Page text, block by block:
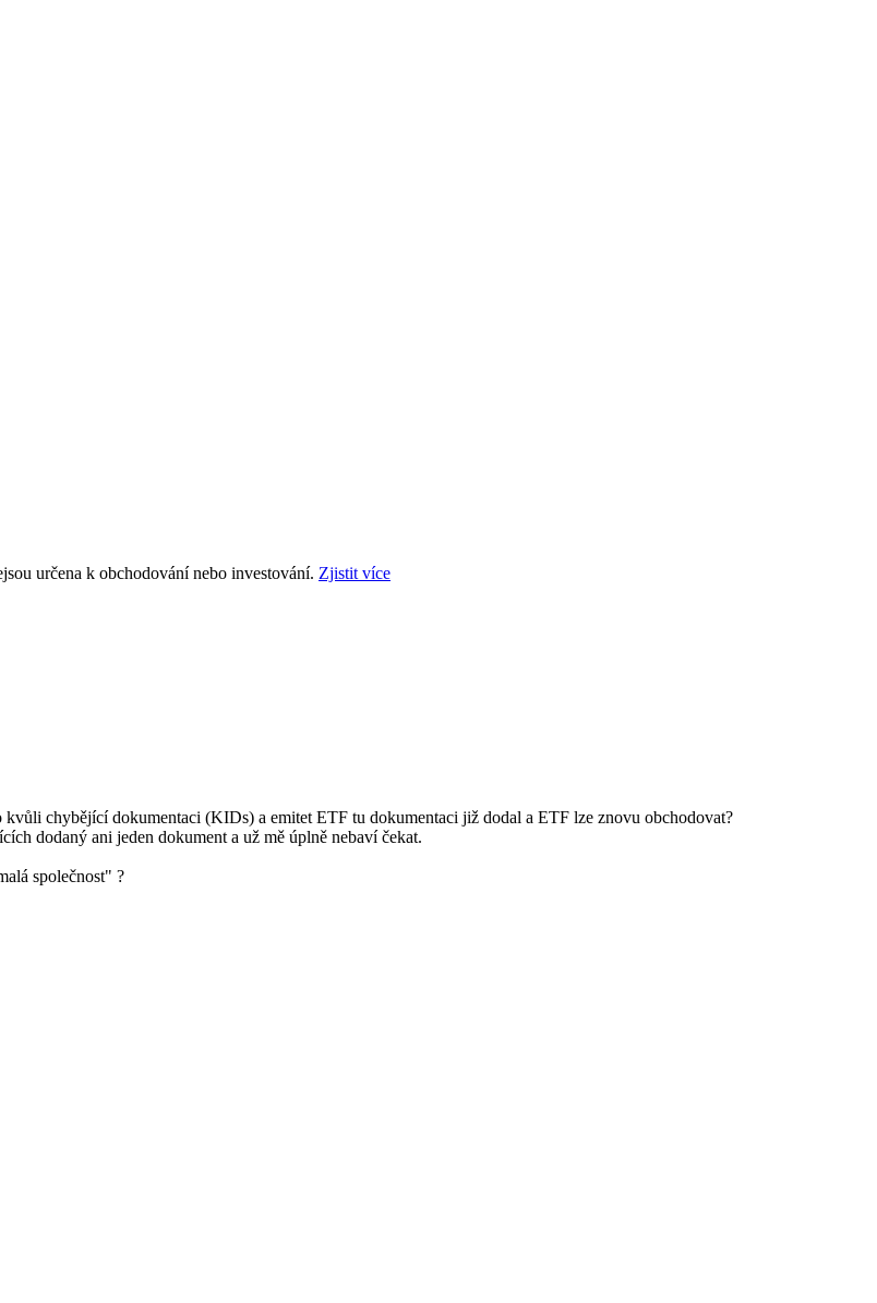
určena k obchodování nebo investování. Zjistit více
chybějící dokumentaci (KIDs) a emitet ETF tu dokumentaci již dodal a ETF lze znovu obchodovat?
dodaný ani jeden dokument a už mě úplně nebaví čekat.
společnost" ?